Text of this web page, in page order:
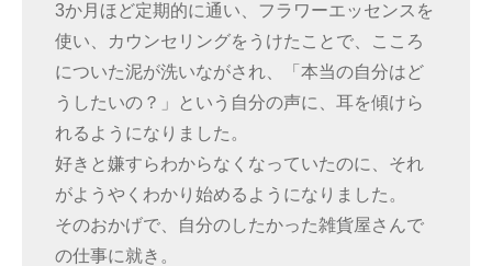
3か月ほど定期的に通い、フラワーエッセンスを
使い、カウンセリングをうけたことで、こころ
についた泥が洗いながされ、「本当の自分はど
うしたいの？」という自分の声に、耳を傾けら
れるようになりました。
好きと嫌すらわからなくなっていたのに、それ
がようやくわかり始めるようになりました。
そのおかげで、自分のしたかった雑貨屋さんで
の仕事に就き。